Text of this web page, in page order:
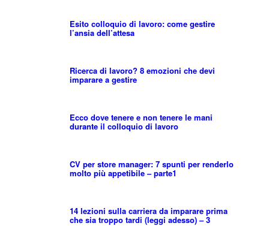
Esito colloquio di lavoro: come gestire
l’ansia dell’attesa
Ricerca di lavoro? 8 emozioni che devi
imparare a gestire
Ecco dove tenere e non tenere le mani
durante il colloquio di lavoro
CV per store manager: 7 spunti per renderlo
molto più appetibile – parte1
14 lezioni sulla carriera da imparare prima
che sia troppo tardi (leggi adesso) – 3